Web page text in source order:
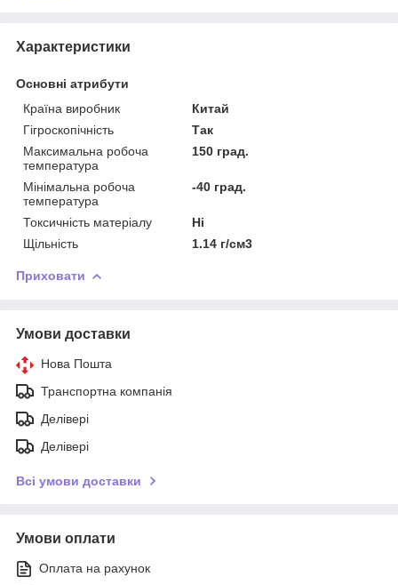
Характеристики
Основні атрибути
Країна виробник
Китай
Гігроскопічність
Так
Максимальна робоча
температура
150 град.
Мінімальна робоча
температура
-40 град.
Токсичність матеріалу
Ні
Щільність
1.14 г/см3
Приховати
Умови доставки
Нова Пошта
Транспортна компанія
Делівері
Делівері
Всі умови доставки
Умови оплати
Оплата на рахунок